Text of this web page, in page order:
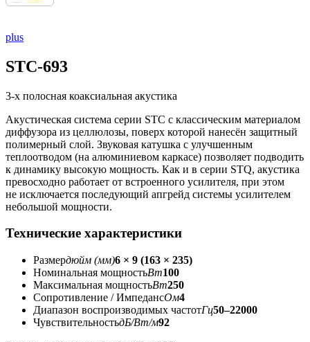
plus
STC-693
3-x полосная коаксиальная акустика
Акустическая система серии STC c классическим материалом
диффузора из целлюлозы, поверх которой нанесён защитный
полимерный слой. Звуковая катушка с улучшенным
теплоотводом (на алюминиевом каркасе) позволяет подводить
к динамику высокую мощность. Как и в серии STQ, акустика
превосходно работает от встроенного усилителя, при этом
не исключается последующий апгрейд системы усилителем
небольшой мощности.
Технические характеристики
Размердюйм (мм)6 × 9 (163 × 235)
Номинальная мощностьВт100
Максимальная мощностьВт250
Сопротивление / ИмпедансОм4
Диапазон воспроизводимых частотГц50–22000
ЧувствительностьдБ/Вт/м92